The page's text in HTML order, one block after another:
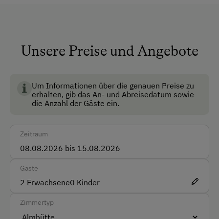
Nichtraucherzimmer
Auto
Barzahlung
Unsere Preise und Angebote
Um Informationen über die genauen Preise zu
erhalten, gib das An- und Abreisedatum sowie
die Anzahl der Gäste ein.
Zeitraum
Gäste
2 Erwachsene0 Kinder
Zimmertyp